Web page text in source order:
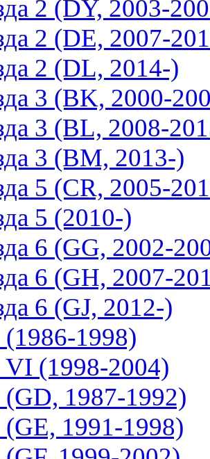
2 (DY, 2003-
2 (DE, 2007-
2 (DL, 2014-)
3 (BK, 2000-
3 (BL, 2008-
3 (BM, 2013-)
5 (CR, 2005-
5 (2010-)
6 (GG, 2002-
6 (GH, 2007-
6 (GJ, 2012-)
(1986-1998)
VI (1998-2004)
(GD, 1987-1992)
(GE, 1991-1998)